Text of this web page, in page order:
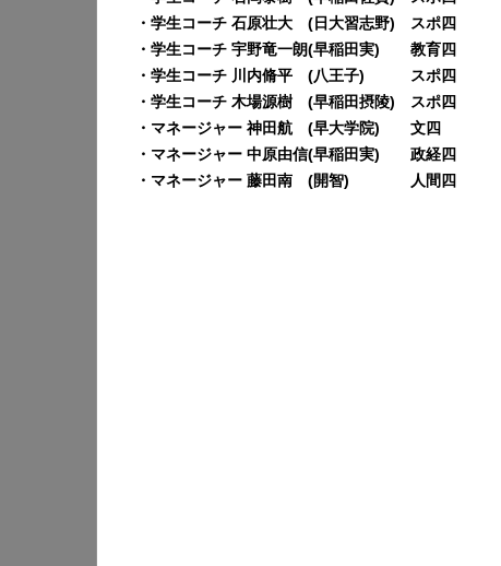
・学生コーチ 石原壮大 (日大習志野) スポ四
・学生コーチ 宇野竜一朗(早稲田実) 教育四
・学生コーチ 川内脩平 (八王子) スポ四
・学生コーチ 木場源樹 (早稲田摂陵) スポ四
・マネージャー 神田航 (早大学院) 文四
・マネージャー 中原由信(早稲田実) 政経四
・マネージャー 藤田南 (開智) 人間四